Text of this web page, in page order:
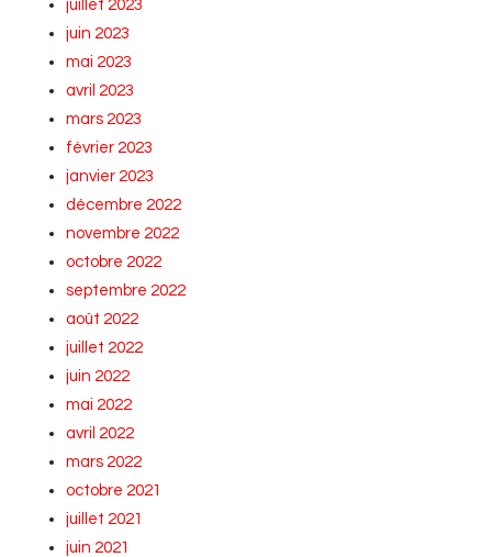
juillet 2023
juin 2023
mai 2023
avril 2023
mars 2023
février 2023
janvier 2023
décembre 2022
novembre 2022
octobre 2022
septembre 2022
août 2022
juillet 2022
juin 2022
mai 2022
avril 2022
mars 2022
octobre 2021
juillet 2021
juin 2021